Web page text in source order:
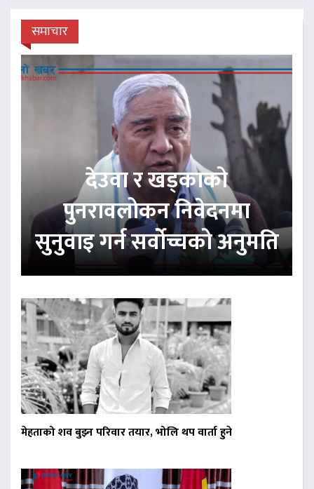
समाचार
देउवा र खड्काको
पुनरावलोकन निवेदनमा
सुनुवाइ गर्न सर्वोच्चको अनुमति
मेहताको शव बुझ्न परिवार तयार, भोलि थप वार्ता हुने